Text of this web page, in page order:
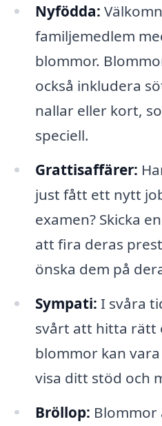
Nyfödda:
familjemedlem
blommor.
också inkludera
nallar eller kort,
speciell.
Grattisaffärer:
just fått ett nytt
examen? Skicka
att fira deras
önska dem på
Sympati: I svåra
svårt att hitta rätt
blommor kan
visa ditt stöd och
Bröllop: Blommor